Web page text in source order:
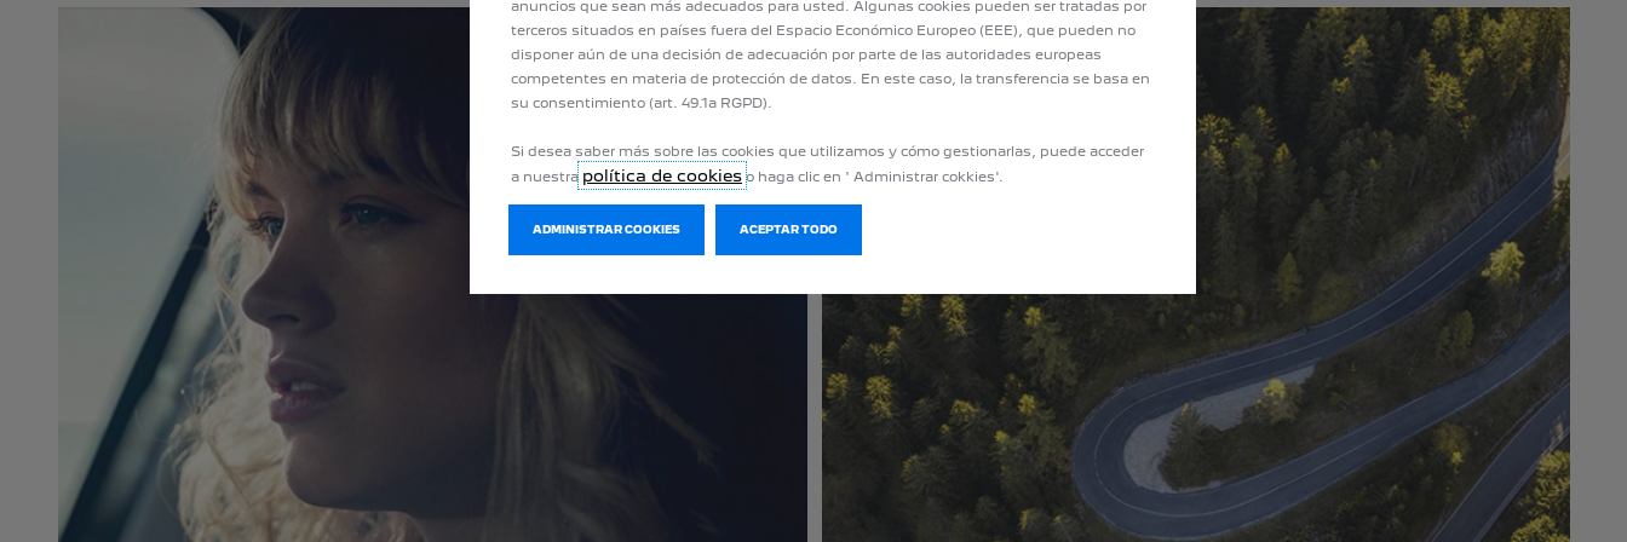
anuncios que sean más adecuados para usted. Algunas cookies pueden ser tratadas por
terceros situados en países fuera del Espacio Económico Europeo (EEE), que pueden no
disponer aún de una decisión de adecuación por parte de las autoridades europeas
competentes en materia de protección de datos. En este caso, la transferencia se basa en
su consentimiento (art. 49.1a RGPD).
Si desea saber más sobre las cookies que utilizamos y cómo gestionarlas, puede acceder
a nuestra política de cookies o haga clic en ' Administrar cokkies'.
ADMINISTRAR COOKIES ACEPTAR TODO